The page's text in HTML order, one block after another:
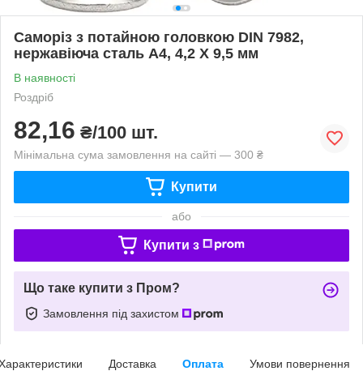
Саморіз з потайною головкою DIN 7982,
нержавіюча сталь А4, 4,2 X 9,5 мм
В наявності
Роздріб
82,16 ₴/100 шт.
Мінімальна сума замовлення на сайті — 300 ₴
Купити
або
Купити з
Що таке купити з Пром?
Замовлення під захистом
Доставка Оплата Умови повернення